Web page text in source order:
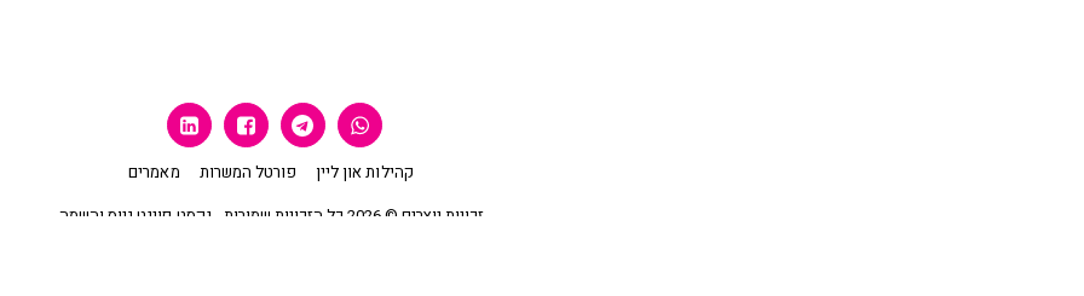
קהילות און ליין פורטל המשרות
מאמרים
זכויות יוצרים © 2026 כל הזכויות שמורות -
נקסט-פוינט גיוס והשמה